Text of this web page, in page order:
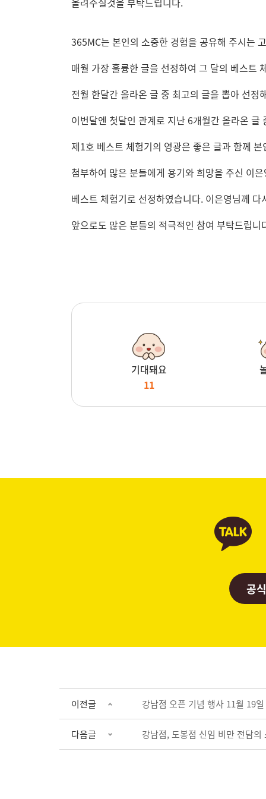
365MC는 본인의 소중한 경험을 공유해 주시는
매월 가장 훌륭한 글을 선정하여 그 달의 베스트
전월 한달간 올라온 글 중 최고의 글을 뽑아 선정
이번달엔 첫달인 관계로 지난 6개월간 올라온 글
제1호 베스트 체험기의 영광은 좋은 글과 함께
첨부하여 많은 분들에게 용기와 희망을 주신 이
베스트 체험기로 선정하였습니다. 이은영님께
앞으로도 많은 분들의 적극적인 참여 부탁드립니
기대돼요
11
공
이전글 강남점 오픈 기념 행사 11월 19
다음글 강남점, 도봉점 신임 비만 전담의